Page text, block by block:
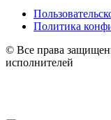
Политика
© Все права
исполнителей